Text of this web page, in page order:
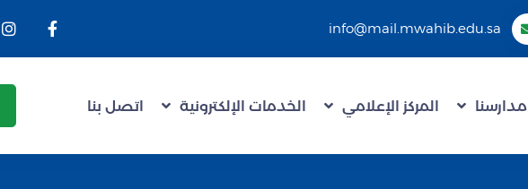
info@mail.mwahib.edu.sa
مدارسنا المركز الإعلامي الخدمات الإلكترونية اتصل بنا